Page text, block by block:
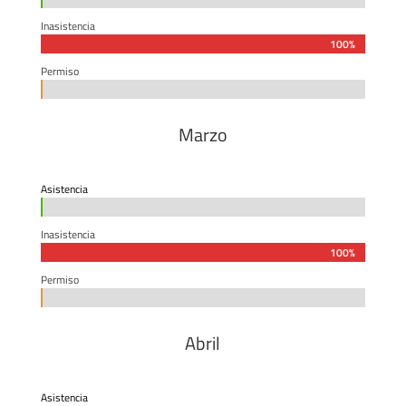
Inasistencia
100%
100%
Permiso
Marzo
Asistencia
Inasistencia
100%
100%
Permiso
Abril
Asistencia